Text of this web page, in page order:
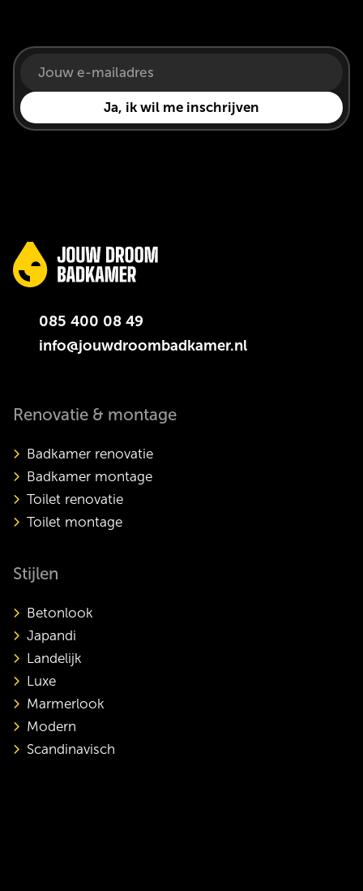
085 400 08 49
info@jouwdroombadkamer.nl
Renovatie & montage
Badkamer renovatie
Badkamer montage
Toilet renovatie
Toilet montage
Stijlen
Betonlook
Japandi
Landelijk
Luxe
Marmerlook
Modern
Scandinavisch